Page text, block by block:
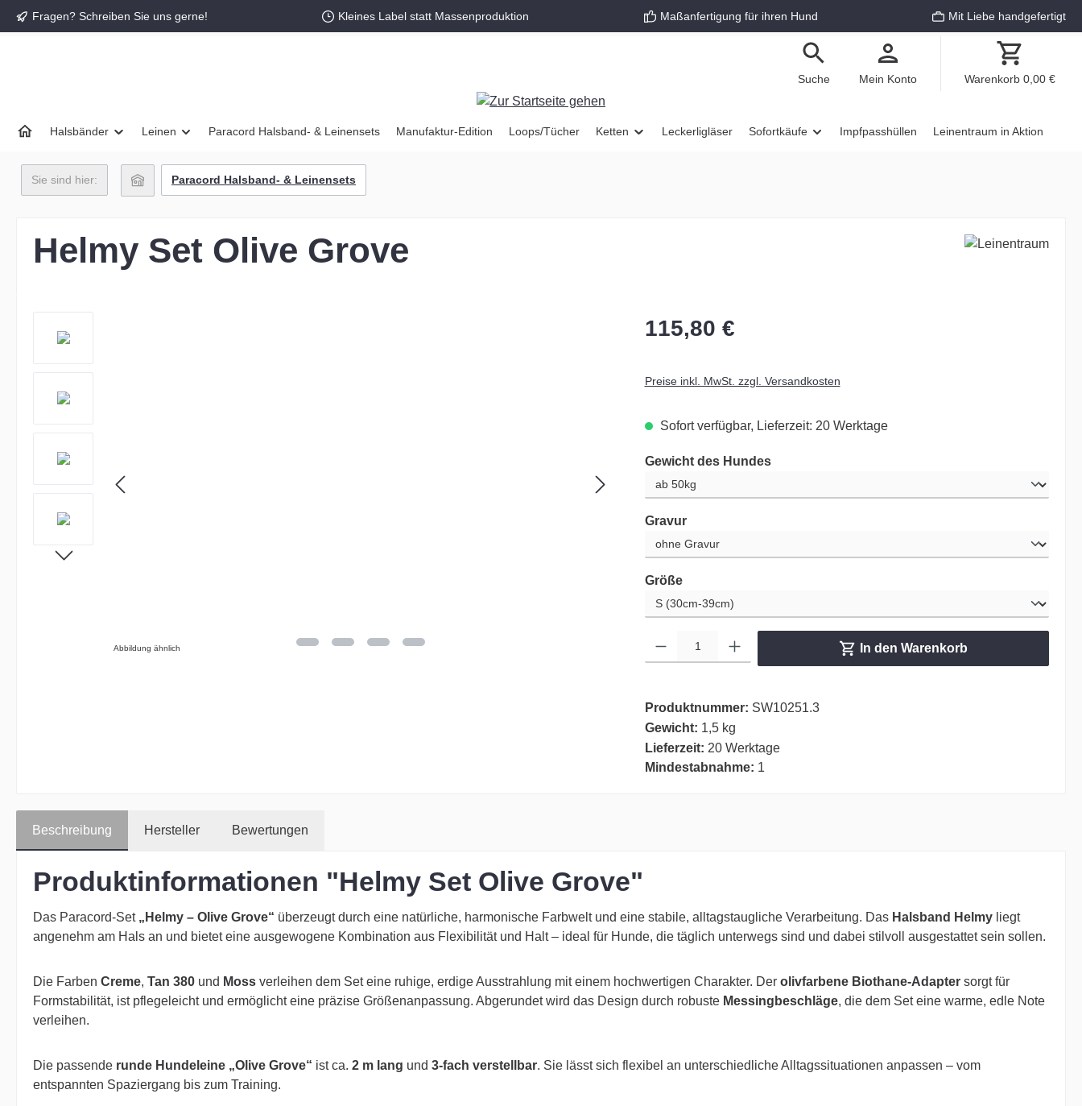
Zur Hauptnavigation springen
Fragen? Schreiben Sie uns gerne! Kleines Label statt Massenproduktion Maßanfertigung für ihren Hund Mit Liebe handgefertigt
Suche Mein Konto Warenkorb 0,00 €
Halsbänder Leinen Paracord Halsband- & Leinensets Manufaktur-Edition Loops/Tücher Ketten Leckerligläser Sofortkäufe Impfpasshüllen Leinentraum in Aktion
Sie sind hier: Paracord Halsband- & Leinensets
Helmy Set Olive Grove
Abbildung ähnlich
115,80 €
Preise inkl. MwSt. zzgl. Versandkosten
Sofort verfügbar, Lieferzeit: 20 Werktage
Gewicht des Hundesauswählen
Gravurauswählen
Größeauswählen
In den Warenkorb
Produktnummer: SW10251.3
Gewicht: 1,5 kg
Lieferzeit: 20 Werktage
Mindestabnahme: 1
Beschreibung Hersteller Bewertungen
Produktinformationen "Helmy Set Olive Grove"
Das Paracord-Set „Helmy – Olive Grove“ überzeugt durch eine natürliche, harmonische Farbwelt und eine stabile, alltagstaugliche Verarbeitung. Das Halsband Helmy liegt
angenehm am Hals an und bietet eine ausgewogene Kombination aus Flexibilität und Halt – ideal für Hunde, die täglich unterwegs sind und dabei stilvoll ausgestattet sein sollen.
Die Farben Creme, Tan 380 und Moss verleihen dem Set eine ruhige, erdige Ausstrahlung mit einem hochwertigen Charakter. Der olivfarbene Biothane-Adapter sorgt für
Formstabilität, ist pflegeleicht und ermöglicht eine präzise Größenanpassung. Abgerundet wird das Design durch robuste Messingbeschläge, die dem Set eine warme, edle Note
verleihen.
Die passende runde Hundeleine „Olive Grove“ ist ca. 2 m lang und 3-fach verstellbar. Sie lässt sich flexibel an unterschiedliche Alltagssituationen anpassen – vom
entspannten Spaziergang bis zum Training.